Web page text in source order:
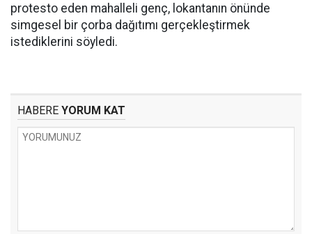
protesto eden mahalleli genç, lokantanın önünde
simgesel bir çorba dağıtımı gerçekleştirmek
istediklerini söyledi.
HABERE YORUM KAT